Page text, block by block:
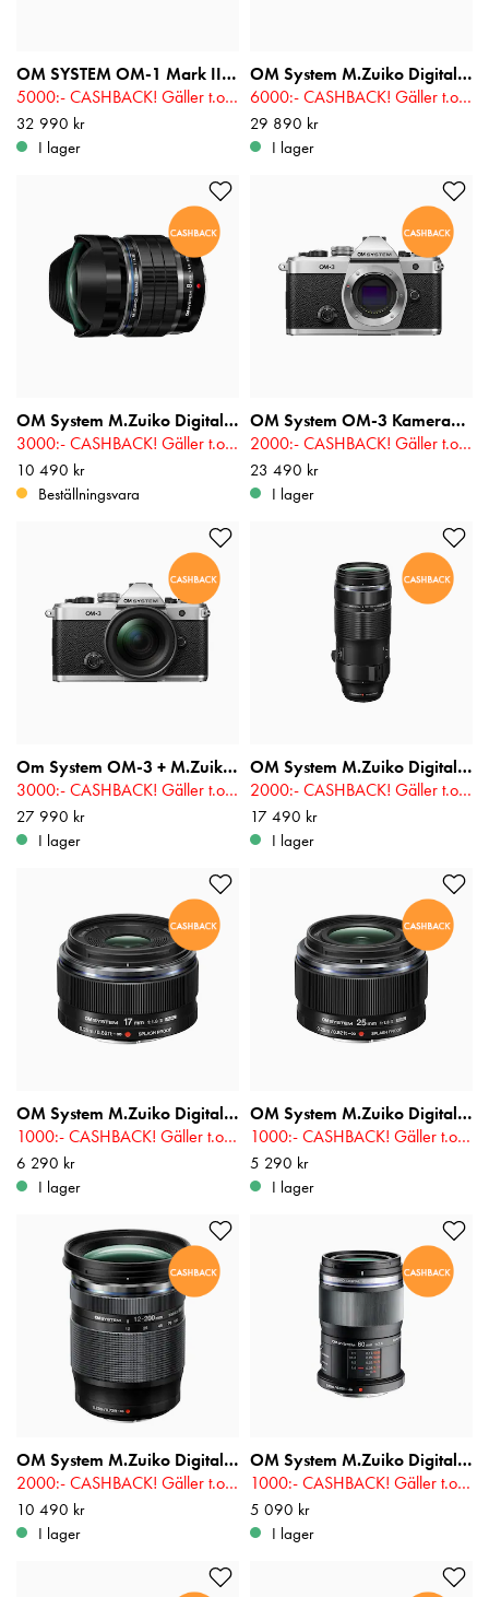
OM SYSTEM OM-1 Mark II 12-40 II Kit
5000:- CASHBACK! Gäller t.o.m 2026-08-16
Pris :32 990 kr
32 990 kr
I lager
OM System M.Zuiko Digital ED 150-600mm f/5.0-6.3 IS
6000:- CASHBACK! Gäller t.o.m 2026-08-16
Pris :29 890 kr
29 890 kr
I lager
OM System M.Zuiko Digital ED 8mm f/1,8 Fisheye PRO
3000:- CASHBACK! Gäller t.o.m 2026-08-16
Pris :10 490 kr
10 490 kr
Beställningsvara
OM System OM-3 Kamerahus
2000:- CASHBACK! Gäller t.o.m 2026-08-16
Pris :23 490 kr
23 490 kr
I lager
Om System OM-3 + M.Zuiko 12-45mm f/4 Pro
3000:- CASHBACK! Gäller t.o.m 2026-08-16
Pris :27 990 kr
27 990 kr
I lager
OM System M.Zuiko Digital 100-400mm f/5-6,3 IS II
2000:- CASHBACK! Gäller t.o.m 2026-08-16
Pris :17 490 kr
17 490 kr
I lager
OM System M.Zuiko Digital ED 17mm f/1,8 II
1000:- CASHBACK! Gäller t.o.m 2026-08-16
Pris:6 290 kr
6 290 kr
I lager
OM System M.Zuiko Digital ED 25mm f/1,8 II
1000:- CASHBACK! Gäller t.o.m 2026-08-16
Pris:5 290 kr
5 290 kr
I lager
OM System M.Zuiko Digital ED 12-200mm f/3.5-6.3
2000:- CASHBACK! Gäller t.o.m 2026-08-16
Pris :10 490 kr
10 490 kr
I lager
OM System M.Zuiko Digital ED 60mm f/2.8 Macro
1000:- CASHBACK! Gäller t.o.m 2026-08-16
Pris:5 090 kr
5 090 kr
I lager